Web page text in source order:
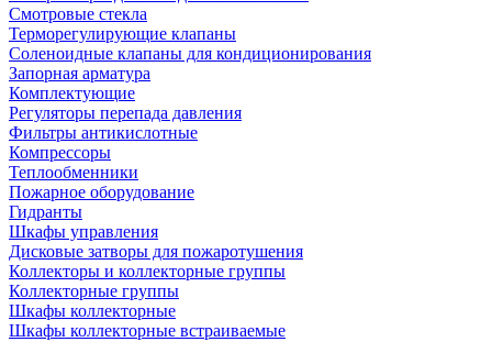
Смотровые стекла
Терморегулирующие клапаны
Соленоидные клапаны для кондиционирования
Запорная арматура
Комплектующие
Регуляторы перепада давления
Фильтры антикислотные
Компрессоры
Теплообменники
Пожарное оборудование
Гидранты
Шкафы управления
Дисковые затворы для пожаротушения
Коллекторы и коллекторные группы
Коллекторные группы
Шкафы коллекторные
Шкафы коллекторные встраиваемые